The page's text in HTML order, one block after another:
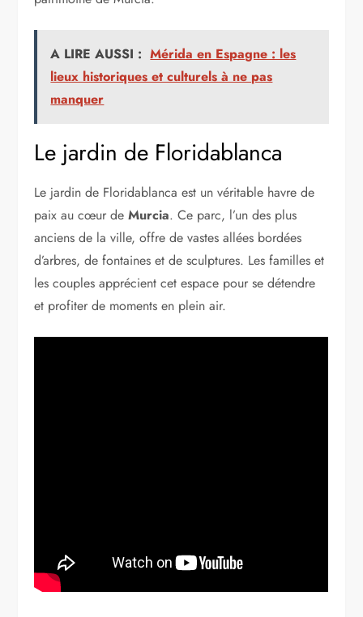
A LIRE AUSSI : Mérida en Espagne : les
lieux historiques et culturels à ne pas
manquer
Le jardin de Floridablanca
Le jardin de Floridablanca est un véritable havre de
paix au cœur deMurcia. Ce parc, l’un des plus
anciens de la ville, offre de vastes allées bordées
d’arbres, de fontaines et de sculptures. Les familles et
les couples apprécient cet espace pour se détendre
et profiter de moments en plein air.